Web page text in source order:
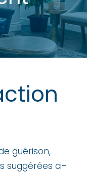
guérison,
suggérées ci-